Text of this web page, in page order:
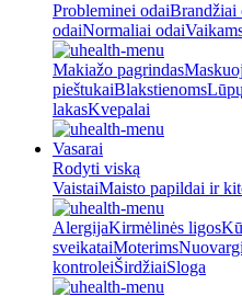
Probleminei odaiBrandžiai
odaiNormaliai odai
Makiažo pagrindas
pieštukaiBlakstienoms
lakasKvepalai
Vasarai
Rodyti viską
VaistaiMaisto papildai ir
AlergijaKirmėlinės ligos
sveikataiMoterims
kontroleiŠirdžiaiSloga